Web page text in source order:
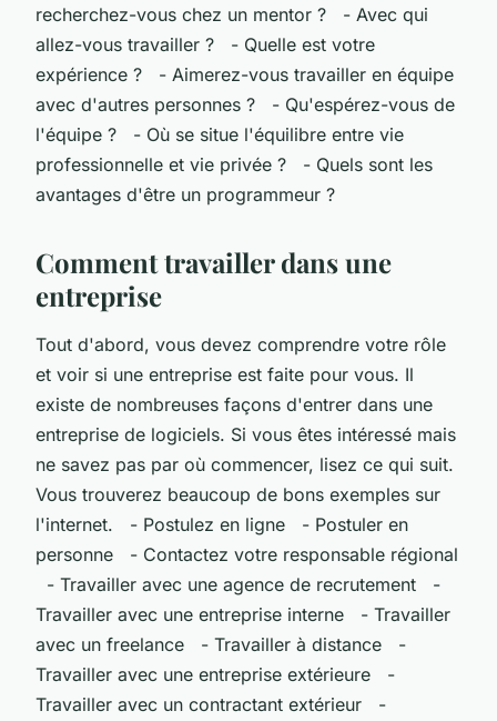
recherchez-vous chez un mentor ? - Avec qui
allez-vous travailler ? - Quelle est votre
expérience ? - Aimerez-vous travailler en équipe
avec d'autres personnes ? - Qu'espérez-vous de
l'équipe ? - Où se situe l'équilibre entre vie
professionnelle et vie privée ? - Quels sont les
avantages d'être un programmeur ?
Comment travailler dans une
entreprise
Tout d'abord, vous devez comprendre votre rôle
et voir si une entreprise est faite pour vous. Il
existe de nombreuses façons d'entrer dans une
entreprise de logiciels. Si vous êtes intéressé mais
ne savez pas par où commencer, lisez ce qui suit.
Vous trouverez beaucoup de bons exemples sur
l'internet. - Postulez en ligne - Postuler en
personne - Contactez votre responsable régional
- Travailler avec une agence de recrutement -
Travailler avec une entreprise interne - Travailler
avec un freelance - Travailler à distance -
Travailler avec une entreprise extérieure -
Travailler avec un contractant extérieur -